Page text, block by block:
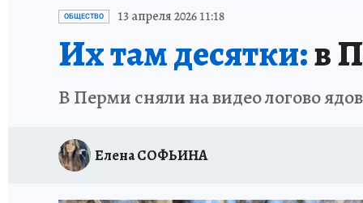
ВОЕНКОРЫ УКРАИНА: СВОДКА
СНЕГОПАД ВЕКА НАСТОЯЩИЕ ЛЮДИ
КЛИНИКА ГОДА 2025 ПРОИСШЕСТВИЯ
ОБЩЕСТВО 13 апреля 2026 11:18
Их там десятки:в
В Перми сняли на видео логово
Елена СОФЬИНА